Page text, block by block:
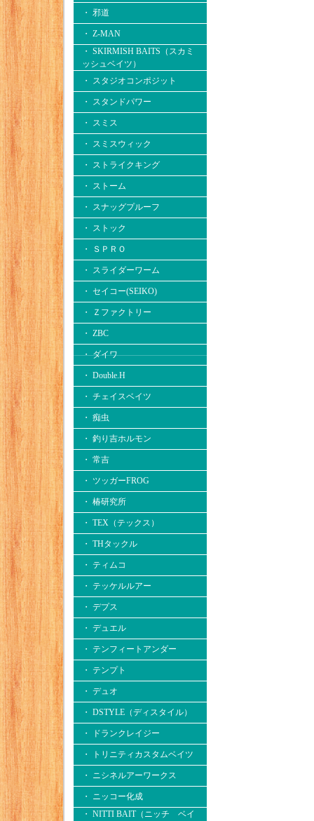
・ 邪道
・ Z-MAN
・ SKIRMISH BAITS（スカミ
ッシュベイツ）
・ スタジオコンポジット
・ スタンドパワー
・ スミス
・ スミスウィック
・ ストライクキング
・ ストーム
・ スナッグプルーフ
・ ストック
・ ＳＰＲＯ
・ スライダーワーム
・ セイコー(SEIKO)
・ Ｚファクトリー
・ ZBC
・ ダイワ
・ Double.H
・ チェイスベイツ
・ 痴虫
・ 釣り吉ホルモン
・ 常吉
・ ツッガーFROG
・ 椿研究所
・ TEX（テックス）
・ THタックル
・ ティムコ
・ テッケルルアー
・ デプス
・ デュエル
・ テンフィートアンダー
・ テンプト
・ デュオ
・ DSTYLE（ディスタイル）
・ ドランクレイジー
・ トリニティカスタムベイツ
・ ニシネルアーワークス
・ ニッコー化成
・ NITTI BAIT（ニッチ ベイ